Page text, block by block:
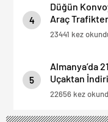
4
Düğün
Araç
23441 kez
5
Almanya’da
Uçaktan
22656 kez